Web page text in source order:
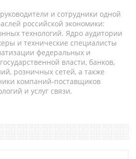
и сотрудники одной
российской экономики:
технологий. Ядро аудитории
и технические специалисты
федеральных и
власти, банков,
розничных сетей, а также
компаний-поставщиков
и услуг связи.